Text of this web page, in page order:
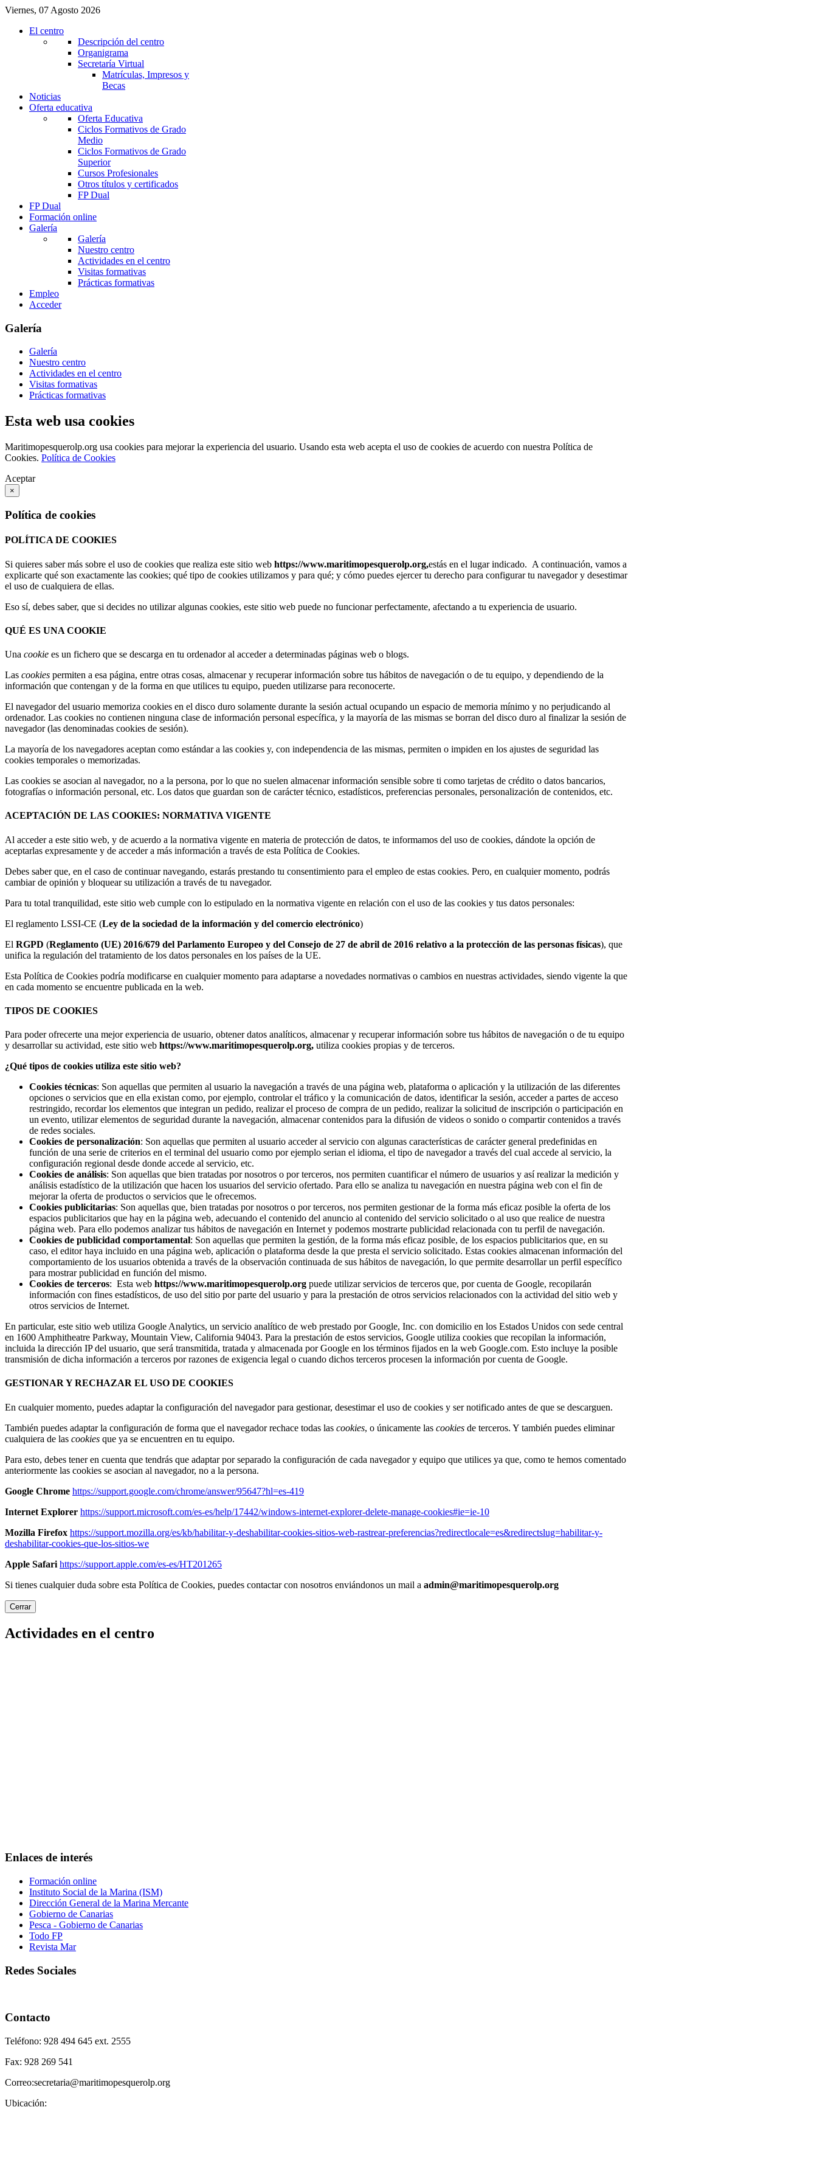
Viernes, 07 Agosto 2026
El centro
Descripción del centro
Organigrama
Secretaría Virtual
Matrículas, Impresos y
Becas
Noticias
Oferta educativa
Oferta Educativa
Ciclos Formativos de Grado
Medio
Ciclos Formativos de Grado
Superior
Cursos Profesionales
Otros títulos y certificados
FP Dual
FP Dual
Formación online
Galería
Galería
Nuestro centro
Actividades en el centro
Visitas formativas
Prácticas formativas
Empleo
Acceder
Galería
Galería
Nuestro centro
Actividades en el centro
Visitas formativas
Prácticas formativas
Esta web usa cookies
Maritimopesquerolp.org usa cookies para mejorar la experiencia del usuario. Usando esta web acepta el uso de cookies de acuerdo con nuestra Política de
Cookies. Política de Cookies
Aceptar
×
Política de cookies
POLÍTICA DE COOKIES
Si quieres saber más sobre el uso de cookies que realiza este sitio web https://www.maritimopesquerolp.org,estás en el lugar indicado. A continuación, vamos a
explicarte qué son exactamente las cookies; qué tipo de cookies utilizamos y para qué; y cómo puedes ejercer tu derecho para configurar tu navegador y desestimar
el uso de cualquiera de ellas.
Eso sí, debes saber, que si decides no utilizar algunas cookies, este sitio web puede no funcionar perfectamente, afectando a tu experiencia de usuario.
QUÉ ES UNA COOKIE
Una cookie es un fichero que se descarga en tu ordenador al acceder a determinadas páginas web o blogs.
Las cookies permiten a esa página, entre otras cosas, almacenar y recuperar información sobre tus hábitos de navegación o de tu equipo, y dependiendo de la
información que contengan y de la forma en que utilices tu equipo, pueden utilizarse para reconocerte.
El navegador del usuario memoriza cookies en el disco duro solamente durante la sesión actual ocupando un espacio de memoria mínimo y no perjudicando al
ordenador. Las cookies no contienen ninguna clase de información personal específica, y la mayoría de las mismas se borran del disco duro al finalizar la sesión de
navegador (las denominadas cookies de sesión).
La mayoría de los navegadores aceptan como estándar a las cookies y, con independencia de las mismas, permiten o impiden en los ajustes de seguridad las
cookies temporales o memorizadas.
Las cookies se asocian al navegador, no a la persona, por lo que no suelen almacenar información sensible sobre ti como tarjetas de crédito o datos bancarios,
fotografías o información personal, etc. Los datos que guardan son de carácter técnico, estadísticos, preferencias personales, personalización de contenidos, etc.
ACEPTACIÓN DE LAS COOKIES: NORMATIVA VIGENTE
Al acceder a este sitio web, y de acuerdo a la normativa vigente en materia de protección de datos, te informamos del uso de cookies, dándote la opción de
aceptarlas expresamente y de acceder a más información a través de esta Política de Cookies.
Debes saber que, en el caso de continuar navegando, estarás prestando tu consentimiento para el empleo de estas cookies. Pero, en cualquier momento, podrás
cambiar de opinión y bloquear su utilización a través de tu navegador.
Para tu total tranquilidad, este sitio web cumple con lo estipulado en la normativa vigente en relación con el uso de las cookies y tus datos personales:
El reglamento LSSI-CE (Ley de la sociedad de la información y del comercio electrónico)
El RGPD (Reglamento (UE) 2016/679 del Parlamento Europeo y del Consejo de 27 de abril de 2016 relativo a la protección de las personas físicas), que
unifica la regulación del tratamiento de los datos personales en los países de la UE.
Esta Política de Cookies podría modificarse en cualquier momento para adaptarse a novedades normativas o cambios en nuestras actividades, siendo vigente la que
en cada momento se encuentre publicada en la web.
TIPOS DE COOKIES
Para poder ofrecerte una mejor experiencia de usuario, obtener datos analíticos, almacenar y recuperar información sobre tus hábitos de navegación o de tu equipo
y desarrollar su actividad, este sitio web https://www.maritimopesquerolp.org, utiliza cookies propias y de terceros.
¿Qué tipos de cookies utiliza este sitio web?
Cookies técnicas: Son aquellas que permiten al usuario la navegación a través de una página web, plataforma o aplicación y la utilización de las diferentes
opciones o servicios que en ella existan como, por ejemplo, controlar el tráfico y la comunicación de datos, identificar la sesión, acceder a partes de acceso
restringido, recordar los elementos que integran un pedido, realizar el proceso de compra de un pedido, realizar la solicitud de inscripción o participación en
un evento, utilizar elementos de seguridad durante la navegación, almacenar contenidos para la difusión de videos o sonido o compartir contenidos a través
de redes sociales.
Cookies de personalización: Son aquellas que permiten al usuario acceder al servicio con algunas características de carácter general predefinidas en
función de una serie de criterios en el terminal del usuario como por ejemplo serian el idioma, el tipo de navegador a través del cual accede al servicio, la
configuración regional desde donde accede al servicio, etc.
Cookies de análisis: Son aquellas que bien tratadas por nosotros o por terceros, nos permiten cuantificar el número de usuarios y así realizar la medición y
análisis estadístico de la utilización que hacen los usuarios del servicio ofertado. Para ello se analiza tu navegación en nuestra página web con el fin de
mejorar la oferta de productos o servicios que le ofrecemos.
Cookies publicitarias: Son aquellas que, bien tratadas por nosotros o por terceros, nos permiten gestionar de la forma más eficaz posible la oferta de los
espacios publicitarios que hay en la página web, adecuando el contenido del anuncio al contenido del servicio solicitado o al uso que realice de nuestra
página web. Para ello podemos analizar tus hábitos de navegación en Internet y podemos mostrarte publicidad relacionada con tu perfil de navegación.
Cookies de publicidad comportamental: Son aquellas que permiten la gestión, de la forma más eficaz posible, de los espacios publicitarios que, en su
caso, el editor haya incluido en una página web, aplicación o plataforma desde la que presta el servicio solicitado. Estas cookies almacenan información del
comportamiento de los usuarios obtenida a través de la observación continuada de sus hábitos de navegación, lo que permite desarrollar un perfil específico
para mostrar publicidad en función del mismo.
Cookies de terceros: Esta web https://www.maritimopesquerolp.org puede utilizar servicios de terceros que, por cuenta de Google, recopilarán
información con fines estadísticos, de uso del sitio por parte del usuario y para la prestación de otros servicios relacionados con la actividad del sitio web y
otros servicios de Internet.
En particular, este sitio web utiliza Google Analytics, un servicio analítico de web prestado por Google, Inc. con domicilio en los Estados Unidos con sede central
en 1600 Amphitheatre Parkway, Mountain View, California 94043. Para la prestación de estos servicios, Google utiliza cookies que recopilan la información,
incluida la dirección IP del usuario, que será transmitida, tratada y almacenada por Google en los términos fijados en la web Google.com. Esto incluye la posible
transmisión de dicha información a terceros por razones de exigencia legal o cuando dichos terceros procesen la información por cuenta de Google.
GESTIONAR Y RECHAZAR EL USO DE COOKIES
En cualquier momento, puedes adaptar la configuración del navegador para gestionar, desestimar el uso de cookies y ser notificado antes de que se descarguen.
También puedes adaptar la configuración de forma que el navegador rechace todas las cookies, o únicamente las cookies de terceros. Y también puedes eliminar
cualquiera de las cookies que ya se encuentren en tu equipo.
Para esto, debes tener en cuenta que tendrás que adaptar por separado la configuración de cada navegador y equipo que utilices ya que, como te hemos comentado
anteriormente las cookies se asocian al navegador, no a la persona.
Google Chrome https://support.google.com/chrome/answer/95647?hl=es-419
Internet Explorer https://support.microsoft.com/es-es/help/17442/windows-internet-explorer-delete-manage-cookies#ie=ie-10
Mozilla Firefox https://support.mozilla.org/es/kb/habilitar-y-deshabilitar-cookies-sitios-web-rastrear-preferencias?redirectlocale=es&redirectslug=habilitar-y-
deshabilitar-cookies-que-los-sitios-we
Apple Safari https://support.apple.com/es-es/HT201265
Si tienes cualquier duda sobre esta Política de Cookies, puedes contactar con nosotros enviándonos un mail a admin@maritimopesquerolp.org
Cerrar
Actividades en el centro
Enlaces de interés
Formación online
Instituto Social de la Marina (ISM)
Dirección General de la Marina Mercante
Gobierno de Canarias
Pesca - Gobierno de Canarias
Todo FP
Revista Mar
Redes Sociales
Contacto
Teléfono: 928 494 645 ext. 2555
Fax: 928 269 541
Correo:secretaria@maritimopesquerolp.org
Ubicación: